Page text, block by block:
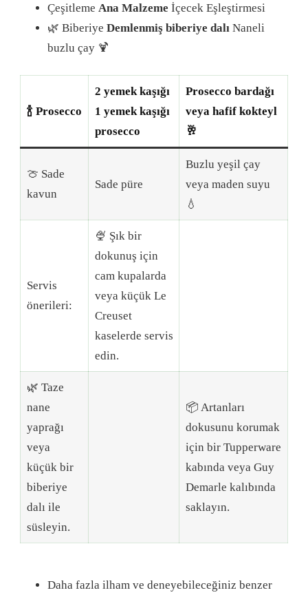
Çeşitleme Ana Malzeme İçecek Eşleştirmesi
🌿 Biberiye Demlenmiş biberiye dalı Naneli
buzlu çay 🍹
🍾 Prosecco
2 yemek kaşığı
1 yemek kaşığı
prosecco
Prosecco bardağı
veya hafif kokteyl
🥂
🍈 Sade
kavun
Sade püre
Buzlu yeşil çay
veya maden suyu
💧
Servis
önerileri:
🍨 Şık bir
dokunuş için
cam kupalarda
veya küçük Le
Creuset
kaselerde servis
edin.
🌿 Taze
nane
yaprağı
veya
küçük bir
biberiye
dalı ile
süsleyin.
📦 Artanları
dokusunu korumak
için bir Tupperware
kabında veya Guy
Demarle kalıbında
saklayın.
Daha fazla ilham ve deneyebileceğiniz benzer